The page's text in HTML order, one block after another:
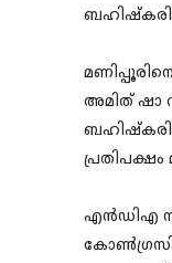
അമിത് ഷാ
പ്രതിപക്ഷം
എന്‍ഡിഎ